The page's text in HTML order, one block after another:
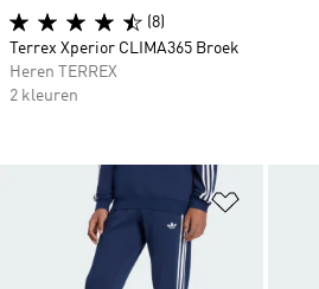
Op
(8)
Terrex Xperior CLIMA365 Broek
Heren TERREX
2 kleuren